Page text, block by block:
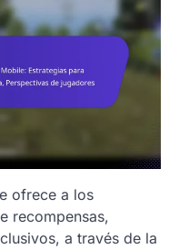
ofrece a los
recompensas,
a través de la